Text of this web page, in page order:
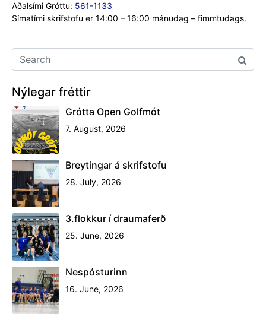
Aðalsími Gróttu: 561-1133
Símatími skrifstofu er 14:00 – 16:00 mánudag – fimmtudags.
Nýlegar fréttir
Grótta Open Golfmót
7. August, 2026
Breytingar á skrifstofu
28. July, 2026
3.flokkur í draumaferð
25. June, 2026
Nespósturinn
16. June, 2026